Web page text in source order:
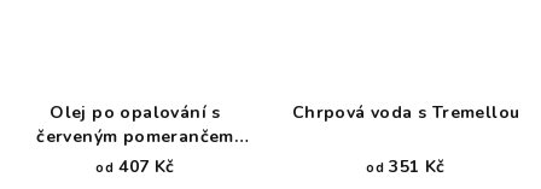
Olej po opalování s
červeným pomerančem
WoodenSpoon
od 407 Kč
Chrpová voda s Tremellou
od 351 Kč